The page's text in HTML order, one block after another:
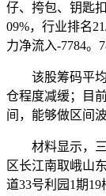
仔、挎包、钥匙
09%，行业排名
力净流入-7784。
该股筹码平均
仓程度减缓；目
间，能够做区间波
材料显示，三
区长江南取峨山
道33号利园1期19